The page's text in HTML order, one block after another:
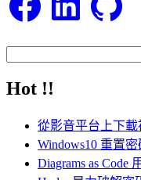
關
Hot !!
從影音平台上下
Windows10 重置
Diagrams as Code